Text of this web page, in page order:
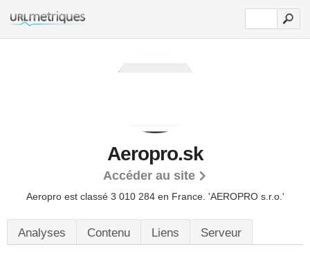
Aeropro.sk
Accéder au site
Aeropro est classé 3 010 284 en France. 'AEROPRO s.r.o.'
Analyses Contenu Liens Serveur